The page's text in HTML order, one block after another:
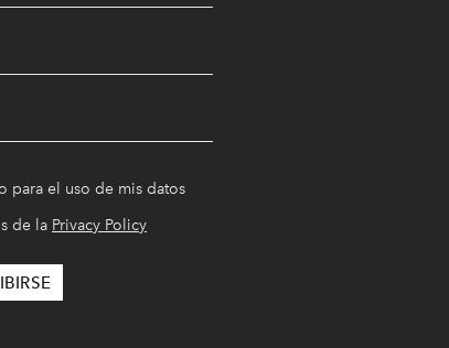
para el uso de mis datos
de la Privacy Policy